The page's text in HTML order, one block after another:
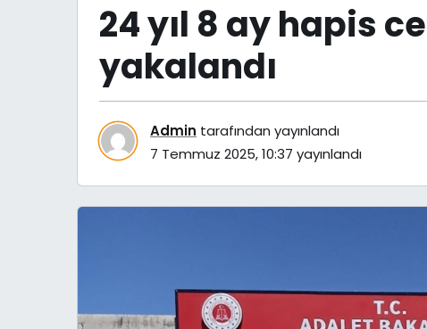
24 yıl 8 ay hapis
yakalandı
Admin tarafından yayınlandı
7 Temmuz 2025, 10:37 yayınlandı